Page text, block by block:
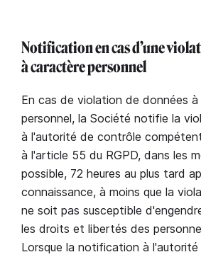
Notification en cas d’une
à caractère personnel
En cas de violation de données
personnel, la Société notifie la
à l'autorité de contrôle
à l'article 55 du RGPD, dans les
possible, 72 heures au plus tard
connaissance, à moins que la
ne soit pas susceptible
les droits et libertés des
Lorsque la notification à